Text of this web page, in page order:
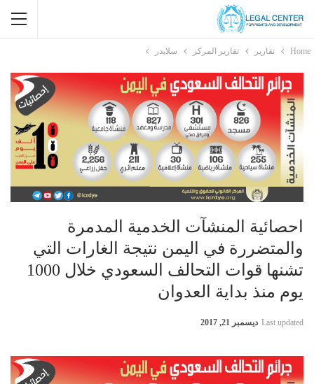
Home تقارير تقارير المركز سلايدر
احصائية المنشآت الخدمية المدمرة
والمتضررة في اليمن نتيجة الغارات التي
تشنها قوات التحالف السعودي خلال 1000
يوم منذ بداية العدوان
Last updated ديسمبر 21, 2017